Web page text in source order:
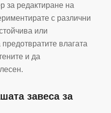
за редактиране на
с различни
или
влагата
и да
завеса за